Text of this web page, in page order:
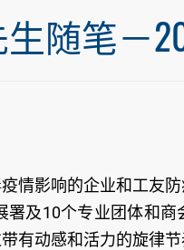
随笔－
情影响的企业和工友
及10个专业团体和商
有动感和活力的旋律